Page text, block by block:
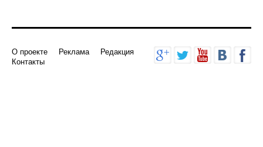
О проекте Реклама
Редакция
Контакты